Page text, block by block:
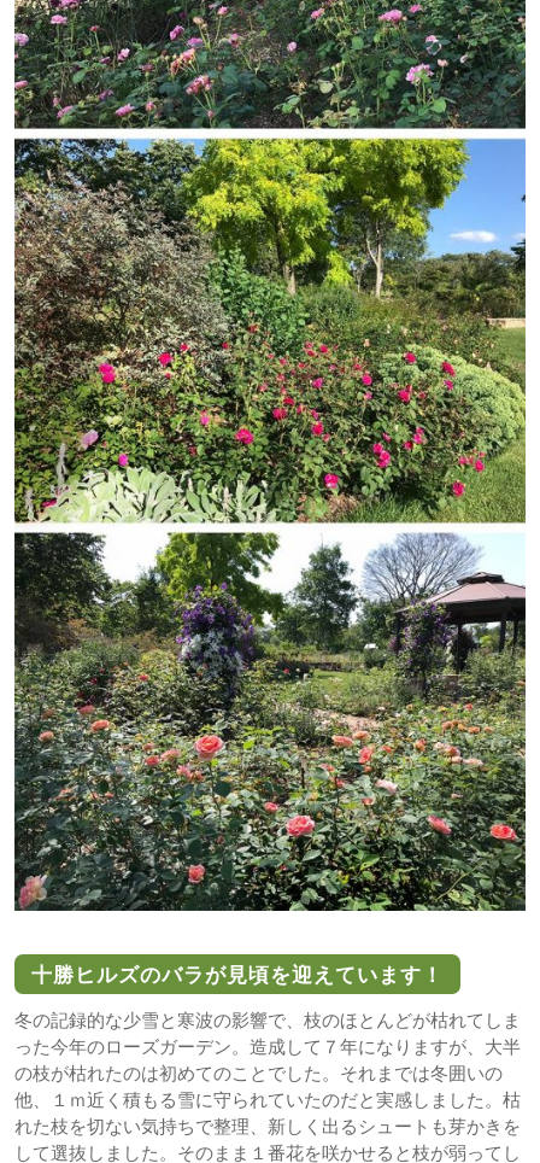
十勝ヒルズのバラが見頃を迎えています！
冬の記録的な少雪と寒波の影響で、枝のほとんどが枯れてしま
った今年のローズガーデン。造成して７年になりますが、大半
の枝が枯れたのは初めてのことでした。それまでは冬囲いの
他、１ｍ近く積もる雪に守られていたのだと実感しました。枯
れた枝を切ない気持ちで整理、新しく出るシュートも芽かきを
して選抜しました。そのまま１番花を咲かせると枝が弱ってし